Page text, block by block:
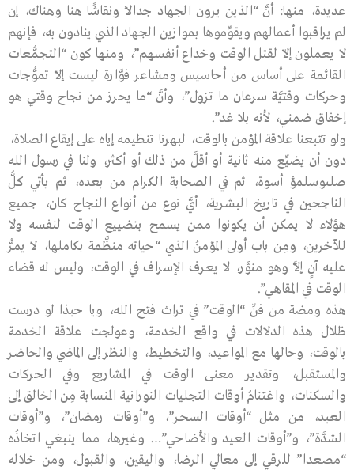
عديدة، منها: أنَّ “الذين يرون الجهاد جدالاً ونقاشًا هنا وهناك، إن
لم يراقبوا أعمالهم ويقوِّموها بموازين الجهاد الذي ينادون به، فإنهم
لا يعملون إلاّ لقتل الوقت وخداع أنفسهم”، ومنها كون “التجمُّعات
القائمة على أساس من أحاسيس ومشاعر فوَّارة ليست إلاّ تموُّجات
وحركات وقتيَّة سرعان ما تزول”، وأنَّ “ما يحرز من نجاح وقتي هو
إخفاق ضمني، لأنه بلا غد”.
ولو تتبعنا علاقة المؤمن بالوقت، لبهرنا تنظيمه إياه على إيقاع الصلاة،
دون أن يضيِّع منه ثانية أو أقلَّ من ذلك أو أكثر، ولنا في رسول الله
صلىوسلمؤ أسوة، ثم في الصحابة الكرام من بعده، ثم يأتي كلُّ
الناجحين في تاريخ البشرية، أيَّ نوع من أنواع النجاح كان، جميع
هؤلاء لا يمكن أن يكونوا ممن يسمح بتضييع الوقت لنفسه ولا
للآخرين، ومِن باب أولى المؤمنُ الذي “حياته منظَّمة بكاملها، لا يمرُّ
عليه آنٍ إلاَّ وهو منوَّر، لا يعرف الإسراف في الوقت، وليس له قضاء
الوقت في المقاهي”.
هذه ومضة من فنِّ “الوقت” في تراث فتح الله، ويا حبذا لو درست
ظلال هذه الدلالات في واقع الخدمة، وعولجت علاقة الخدمة
بالوقت، وحالها مع المواعيد، والتخطيط، والنظر إلى الماضي والحاضر
والمستقبل، وتقدير معنى الوقت في المشاريع وفي الحركات
والسكنات، واغتنامُ أوقات التجليات النورانية المنسابة مِن الخالق إلى
العبد، من مثل “أوقات السحر”، و”أوقات رمضان”، و”أوقات
الشدَّة”، و”أوقات العيد والأضاحي”… وغيرها، مما ينبغي اتخاذُه
“مصعدا” للرقي إلى معالي الرضا، واليقين، والقبول، ومن خلاله